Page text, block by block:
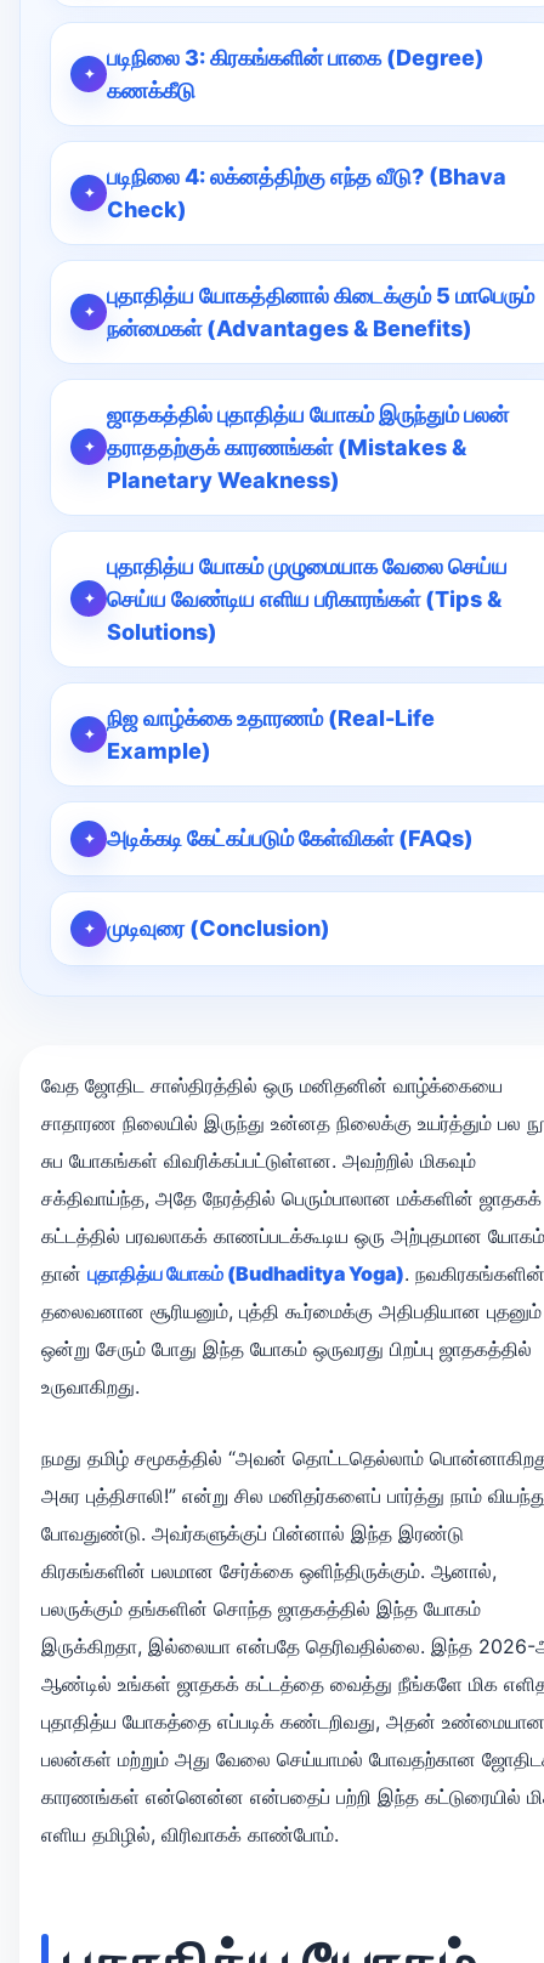
படிநிலை 3: கிரகங்களின் பாகை (Degree)
கணக்கீடு
படிநிலை 4: லக்னத்திற்கு எந்த வீடு? (Bhava
Check)
புதாதித்ய யோகத்தினால் கிடைக்கும் 5 மாபெரும்
நன்மைகள் (Advantages & Benefits)
ஜாதகத்தில் புதாதித்ய யோகம் இருந்தும் பலன்
தராததற்குக் காரணங்கள் (Mistakes &
Planetary Weakness)
புதாதித்ய யோகம் முழுமையாக வேலை செய்ய
செய்ய வேண்டிய எளிய பரிகாரங்கள் (Tips &
Solutions)
நிஜ வாழ்க்கை உதாரணம் (Real-Life
Example)
அடிக்கடி கேட்கப்படும் கேள்விகள் (FAQs)
முடிவுரை (Conclusion)
வேத ஜோதிட சாஸ்திரத்தில் ஒரு மனிதனின் வாழ்க்கையை
சாதாரண நிலையில் இருந்து உன்னத நிலைக்கு உயர்த்தும் பல
சுப யோகங்கள் விவரிக்கப்பட்டுள்ளன. அவற்றில் மிகவும்
சக்திவாய்ந்த, அதே நேரத்தில் பெரும்பாலான மக்களின் ஜாதகக்
கட்டத்தில் பரவலாகக் காணப்படக்கூடிய ஒரு அற்புதமான யோகம்
தான் புதாதித்ய யோகம் (Budhaditya Yoga). நவகிரகங்களின்
தலைவனான சூரியனும், புத்தி கூர்மைக்கு அதிபதியான புதனும்
ஒன்று சேரும் போது இந்த யோகம் ஒருவரது பிறப்பு ஜாதகத்தில்
உருவாகிறது.
நமது தமிழ் சமூகத்தில் “அவன் தொட்டதெல்லாம்
அசுர புத்திசாலி!” என்று சில மனிதர்களைப் பார்த்து நாம்
போவதுண்டு. அவர்களுக்குப் பின்னால் இந்த இரண்டு
கிரகங்களின் பலமான சேர்க்கை ஒளிந்திருக்கும். ஆனால்,
பலருக்கும் தங்களின் சொந்த ஜாதகத்தில் இந்த யோகம்
இருக்கிறதா, இல்லையா என்பதே தெரிவதில்லை. இந்த
ஆண்டில் உங்கள் ஜாதகக் கட்டத்தை வைத்து நீங்களே மிக
புதாதித்ய யோகத்தை எப்படிக் கண்டறிவது, அதன் உண்மையான
பலன்கள் மற்றும் அது வேலை செய்யாமல் போவதற்கான
காரணங்கள் என்னென்ன என்பதைப் பற்றி இந்த கட்டுரையில்
எளிய தமிழில், விரிவாகக் காண்போம்.